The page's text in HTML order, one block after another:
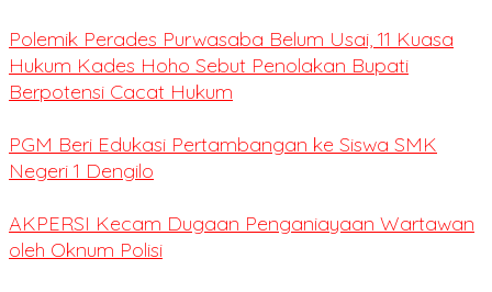
Polemik Perades Purwasaba Belum Usai, 11 Kuasa
Hukum Kades Hoho Sebut Penolakan Bupati
Berpotensi Cacat Hukum
PGM Beri Edukasi Pertambangan ke Siswa SMK
Negeri 1 Dengilo
AKPERSI Kecam Dugaan Penganiayaan Wartawan
oleh Oknum Polisi